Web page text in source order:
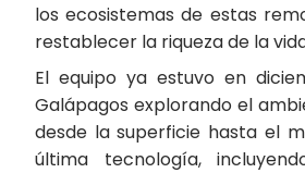
los ecosistemas de estas
restablecer la riqueza de la
El equipo ya estuvo en
Galápagos explorando el
desde la superficie hasta el
última tecnología,